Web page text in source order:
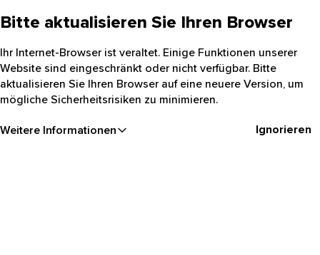
Bitte aktualisieren Sie Ihren Browser
Ihr Internet-Browser ist veraltet. Einige Funktionen unserer
Website sind eingeschränkt oder nicht verfügbar. Bitte
aktualisieren Sie Ihren Browser auf eine neuere Version, um
mögliche Sicherheitsrisiken zu minimieren.
Weitere Informationen Ignorieren